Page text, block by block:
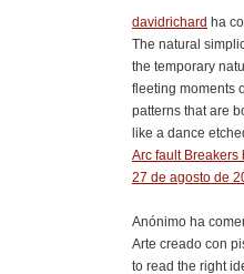
davidrichard ha
The natural
the temporary
fleeting moments
patterns that are
like a dance
Arc fault Breakers
27 de agosto de
Anónimo ha
Arte creado con
to read the right